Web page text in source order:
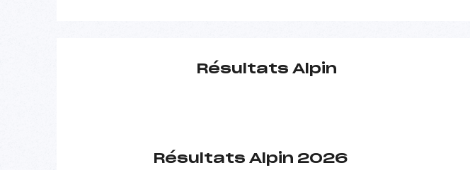
Résultats Alpin
Résultats Alpin 2026